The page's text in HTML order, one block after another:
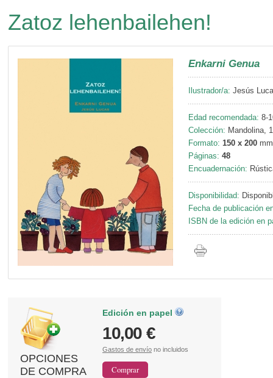
Zatoz lehenbailehen!
Enkarni Genua
Ilustrador/a: Jesús
Edad recomendada: 8-
Colección: Mandolina, 1
Formato: 150 x 200 mm
Páginas: 48
Encuadernación:
Disponibilidad:
Fecha de publicación
ISBN de la edición en
OPCIONES
DE COMPRA
Edición en papel
10,00 €
Gastos de envío no incluidos